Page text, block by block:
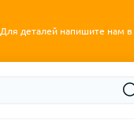
Для деталей напишите нам в